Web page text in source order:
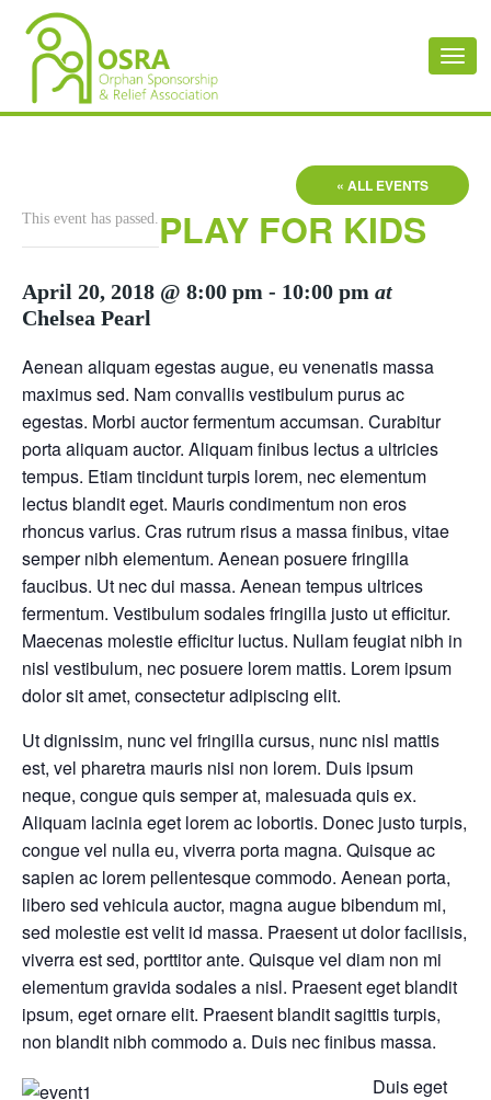
« ALL EVENTS
This event has passed. PLAY FOR KIDS
April 20, 2018 @ 8:00 pm - 10:00 pm at
Chelsea Pearl
Aenean aliquam egestas augue, eu venenatis massa
maximus sed. Nam convallis vestibulum purus ac
egestas. Morbi auctor fermentum accumsan. Curabitur
porta aliquam auctor. Aliquam finibus lectus a ultricies
tempus. Etiam tincidunt turpis lorem, nec elementum
lectus blandit eget. Mauris condimentum non eros
rhoncus varius. Cras rutrum risus a massa finibus, vitae
semper nibh elementum. Aenean posuere fringilla
faucibus. Ut nec dui massa. Aenean tempus ultrices
fermentum. Vestibulum sodales fringilla justo ut efficitur.
Maecenas molestie efficitur luctus. Nullam feugiat nibh in
nisl vestibulum, nec posuere lorem mattis. Lorem ipsum
dolor sit amet, consectetur adipiscing elit.
Ut dignissim, nunc vel fringilla cursus, nunc nisl mattis
est, vel pharetra mauris nisi non lorem. Duis ipsum
neque, congue quis semper at, malesuada quis ex.
Aliquam lacinia eget lorem ac lobortis. Donec justo turpis,
congue vel nulla eu, viverra porta magna. Quisque ac
sapien ac lorem pellentesque commodo. Aenean porta,
libero sed vehicula auctor, magna augue bibendum mi,
sed molestie est velit id massa. Praesent ut dolor facilisis,
viverra est sed, porttitor ante. Quisque vel diam non mi
elementum gravida sodales a nisl. Praesent eget blandit
ipsum, eget ornare elit. Praesent blandit sagittis turpis,
non blandit nibh commodo a. Duis nec finibus massa.
Duis eget